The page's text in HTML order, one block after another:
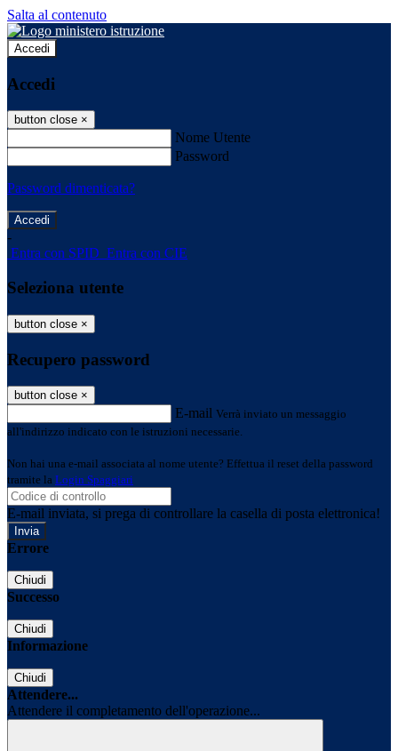
Salta al contenuto
Accedi
Accedi
button close ×
Nome Utente
Password
Password dimenticata?
-
Entra con SPID Entra con CIE
Seleziona utente
button close ×
Recupero password
button close ×
E-mail Verrà inviato un messaggio
all'indirizzo indicato con le istruzioni necessarie.
Non hai una e-mail associata al nome utente? Effettua il reset della password
tramite la Login Spaggiari
E-mail inviata, si prega di controllare la casella di posta elettronica!
Errore
Chiudi
Successo
Chiudi
Informazione
Chiudi
Attendere...
Attendere il completamento dell'operazione...